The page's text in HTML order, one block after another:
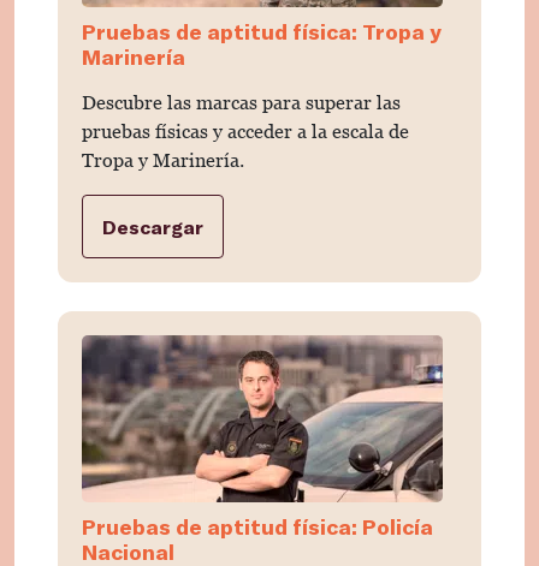
Pruebas de aptitud física: Tropa y
Marinería
Descubre las marcas para superar las
pruebas físicas y acceder a la escala de
Tropa y Marinería.
Descargar
Pruebas de aptitud física: Policía
Nacional